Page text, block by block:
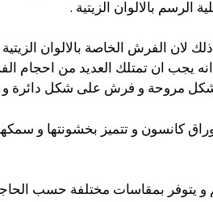
بالالوان الزيتية .
ذلك لان الفرش الخاصة بالالوان
يجب ان تمتلك العديد من
كانسون و تتميز بخشونتها و
و يتوفر بمقاسات مختلفة حسب